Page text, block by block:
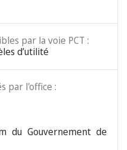
par la voie PCT :
d’utilité
par l'office :
du Gouvernement de